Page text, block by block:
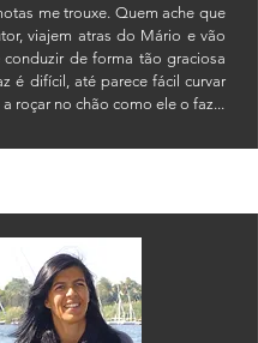
me trouxe. Quem ache que
viajem atras do Mário e vão
conduzir de forma tão graciosa
é difícil , até parece fácil curvar
roçar no chão como ele o faz...